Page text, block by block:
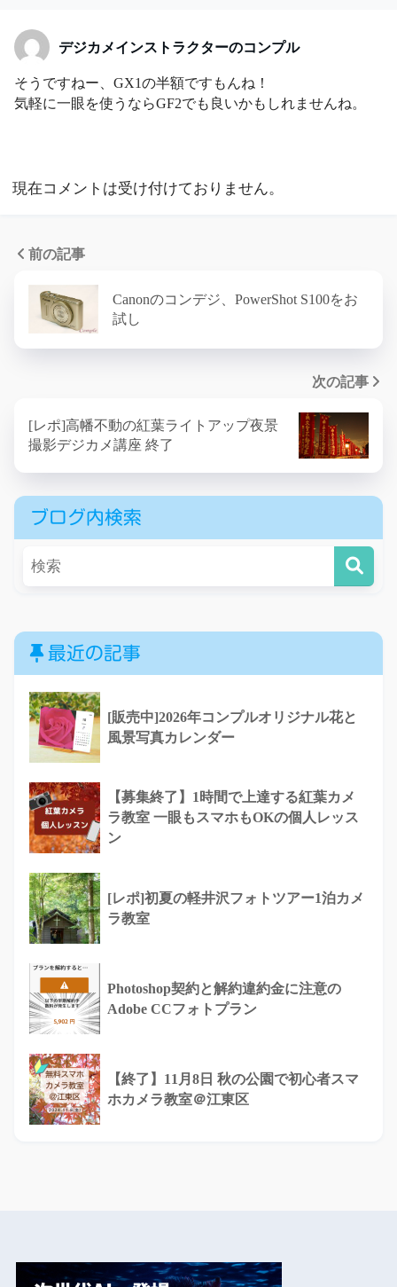
デジカメインストラクターのコンプル
そうですねー、GX1の半額ですもんね！
気軽に一眼を使うならGF2でも良いかもしれませんね。
現在コメントは受け付けておりません。
前の記事
Canonのコンデジ、PowerShot S100をお
試し
次の記事
[レポ]高幡不動の紅葉ライトアップ夜景
撮影デジカメ講座 終了
ブログ内検索
最近の記事
[販売中]2026年コンプルオリジナル花と
風景写真カレンダー
【募集終了】1時間で上達する紅葉カメ
ラ教室 一眼もスマホもOKの個人レッス
ン
[レポ]初夏の軽井沢フォトツアー1泊カメ
ラ教室
Photoshop契約と解約違約金に注意の
Adobe CCフォトプラン
【終了】11月8日 秋の公園で初心者スマ
ホカメラ教室＠江東区